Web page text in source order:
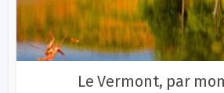
Le Vermont, par